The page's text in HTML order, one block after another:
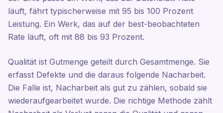
läuft, fährt typischerweise mit 95 bis 100 Prozent
Leistung. Ein Werk, das auf der best-beobachteten
Rate läuft, oft mit 88 bis 93 Prozent.
Qualität ist Gutmenge geteilt durch Gesamtmenge. Sie
erfasst Defekte und die daraus folgende Nacharbeit.
Die Falle ist, Nacharbeit als gut zu zählen, sobald sie
wiederaufgearbeitet wurde. Die richtige Methode zählt